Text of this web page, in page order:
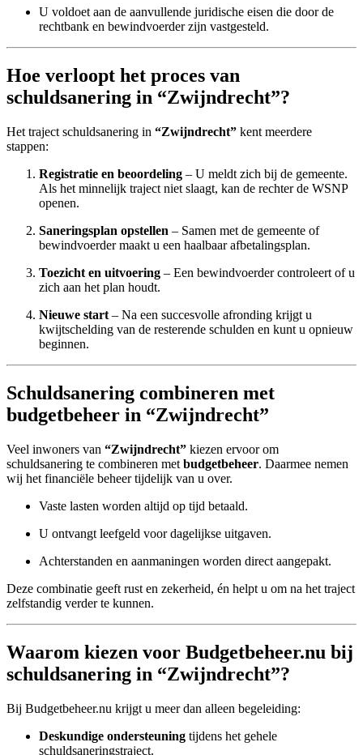
U voldoet aan de aanvullende juridische eisen die door de
rechtbank en bewindvoerder zijn vastgesteld.
Hoe verloopt het proces van
schuldsanering in “Zwijndrecht”?
Het traject schuldsanering in “Zwijndrecht” kent meerdere
stappen:
Registratie en beoordeling – U meldt zich bij de gemeente.
Als het minnelijk traject niet slaagt, kan de rechter de WSNP
openen.
Saneringsplan opstellen – Samen met de gemeente of
bewindvoerder maakt u een haalbaar afbetalingsplan.
Toezicht en uitvoering – Een bewindvoerder controleert of u
zich aan het plan houdt.
Nieuwe start – Na een succesvolle afronding krijgt u
kwijtschelding van de resterende schulden en kunt u opnieuw
beginnen.
Schuldsanering combineren met
budgetbeheer in “Zwijndrecht”
Veel inwoners van “Zwijndrecht” kiezen ervoor om
schuldsanering te combineren met budgetbeheer. Daarmee nemen
wij het financiële beheer tijdelijk van u over.
Vaste lasten worden altijd op tijd betaald.
U ontvangt leefgeld voor dagelijkse uitgaven.
Achterstanden en aanmaningen worden direct aangepakt.
Deze combinatie geeft rust en zekerheid, én helpt u om na het traject
zelfstandig verder te kunnen.
Waarom kiezen voor Budgetbeheer.nu bij
schuldsanering in “Zwijndrecht”?
Bij Budgetbeheer.nu krijgt u meer dan alleen begeleiding:
Deskundige ondersteuning tijdens het gehele
schuldsaneringstraject.